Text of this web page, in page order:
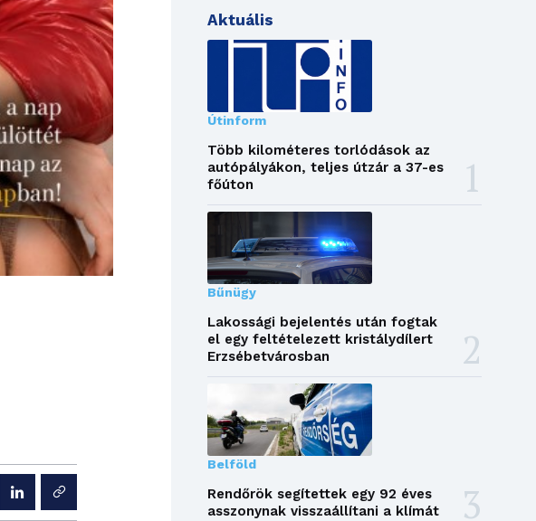
Aktuális
Útinform
Több kilométeres torlódások az
autópályákon, teljes útzár a 37-es
főúton
Bűnügy
Lakossági bejelentés után fogtak
el egy feltételezett kristálydílert
Erzsébetvárosban
Belföld
Rendőrök segítettek egy 92 éves
asszonynak visszaállítani a klímát